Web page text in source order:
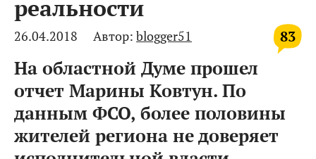
реальности
83
26.04.2018 Автор: blogger51
На областной Думе прошел
отчет Марины Ковтун. По
данным ФСО, более половины
жителей региона не доверяет